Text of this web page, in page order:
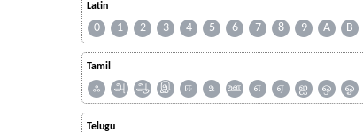
Latin
0 1 2 3 4 5 6 7 8 9 A B
Tamil
ஃ அ ஆ இ ஈ உ ஊ எ ஏ ஐ ஒ ஓ
Telugu